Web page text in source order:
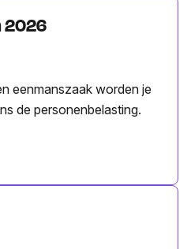
2026
eenmanszaak worden je
de personenbelasting.